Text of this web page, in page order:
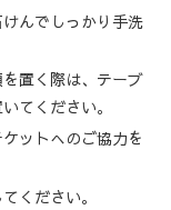
んでしっかり手洗
置く際は、テーブ
てください。
ットへのご協力を
ください。